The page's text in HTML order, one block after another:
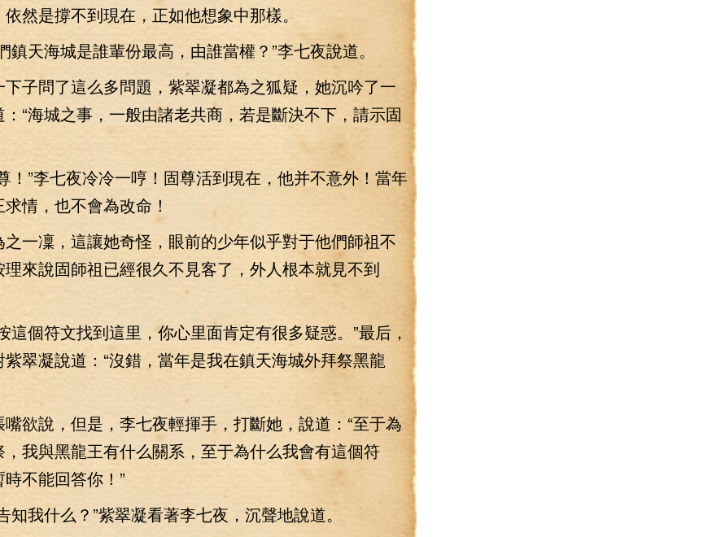
然是撐不到現在，正如他想象中那樣。
天海城是誰輩份最高，由誰當權？”李七夜說道。
問了這么多問題，紫翠凝都為之狐疑，她沉吟了一
“海城之事，一般由諸老共商，若是斷決不下，請示固
李七夜冷冷一哼！固尊活到現在，他并不意外！當年
情，也不會為改命！
凜，這讓她奇怪，眼前的少年似乎對于他們師祖不
來說固師祖已經很久不見客了，外人根本就見不到
符文找到這里，你心里面肯定有很多疑惑。”最后，
翠凝說道：“沒錯，當年是我在鎮天海城外拜祭黑龍
說，但是，李七夜輕揮手，打斷她，說道：“至于為
我與黑龍王有什么關系，至于為什么我會有這個符
不能回答你！”
我什么？”紫翠凝看著李七夜，沉聲地說道。